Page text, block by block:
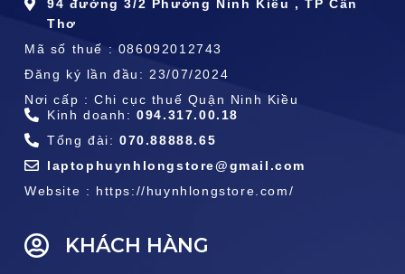
94 đường 3/2 Phường Ninh Kiều , TP Cần
Thơ
Mã số thuế : 086092012743
Đăng ký lần đầu: 23/07/2024
Nơi cấp : Chi cục thuế Quận Ninh Kiều
Kinh doanh:094.317.00.18
Tổng đài: 070.88888.65
laptophuynhlongstore@gmail.com
Website : https://huynhlongstore.com/
KHÁCH HÀNG